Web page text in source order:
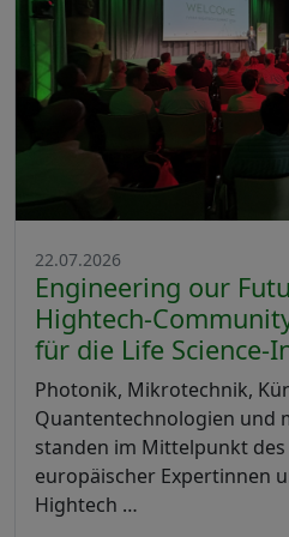
22.07.2026
Engineering our
Hightech-
für die Life Science-
Photonik, Mikrotechnik,
Quantentechnologien und
standen im Mittelpunkt des
europäischer Expertinnen
Hightech …